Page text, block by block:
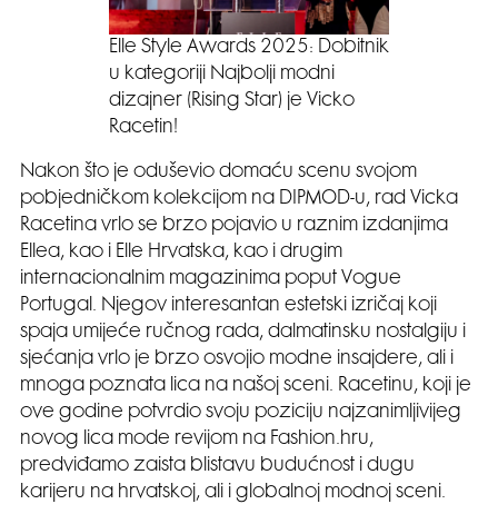
Elle Style Awards 2025: Dobitnik
u kategoriji Najbolji modni
dizajner (Rising Star) je Vicko
Racetin!
Nakon što je oduševio domaću scenu svojom
pobjedničkom kolekcijom na DIPMOD-u, rad Vicka
Racetina vrlo se brzo pojavio u raznim izdanjima
Ellea, kao i Elle Hrvatska, kao i drugim
internacionalnim magazinima poput Vogue
Portugal. Njegov interesantan estetski izričaj koji
spaja umijeće ručnog rada, dalmatinsku nostalgiju i
sjećanja vrlo je brzo osvojio modne insajdere, ali i
mnoga poznata lica na našoj sceni. Racetinu, koji je
ove godine potvrdio svoju poziciju najzanimljivijeg
novog lica mode revijom na Fashion.hru,
predviđamo zaista blistavu budućnost i dugu
karijeru na hrvatskoj, ali i globalnoj modnoj sceni.